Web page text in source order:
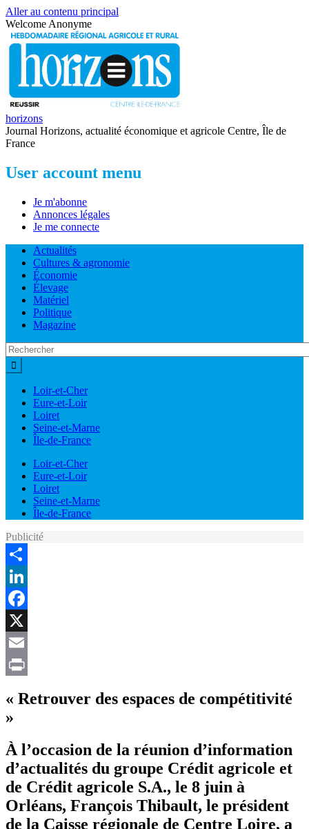
Aller au contenu principal
Welcome Anonyme
horizons
Journal Horizons, actualité économique et agricole Centre, Île de
France
User account menu
Je m'abonne
Annonces légales
Je me connecte
Actualités
Cultures & agronomie
Économie
Élevage
Matériel
Politique
Magazine
Loir-et-Cher
Eure-et-Loir
Loiret
Seine-et-Marne
Île-de-France
Loir-et-Cher
Eure-et-Loir
Loiret
Seine-et-Marne
Île-de-France
Publicité
Share
LinkedIn
Facebook
X
Email
« Retrouver des espaces de compétitivité
»
À l’occasion de la réunion d’information
d’actualités du groupe Crédit agricole et
de Crédit agricole S.A., le 8 juin à
Orléans, François Thibault, le président
de la Caisse régionale de Centre Loire, a